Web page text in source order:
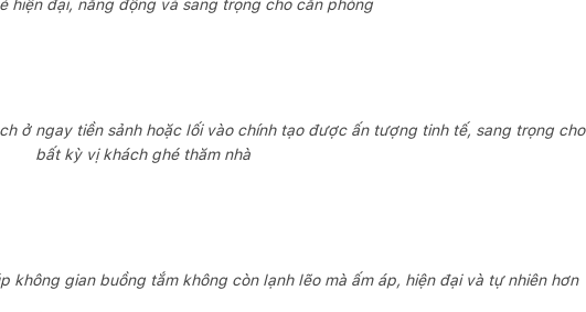
hiện đại, năng động và sang trọng cho căn phòng
ở ngay tiền sảnh hoặc lối vào chính tạo được ấn tượng tinh tế, sang trọng cho
bất kỳ vị khách ghé thăm nhà
không gian buồng tắm không còn lạnh lẽo mà ấm áp, hiện đại và tự nhiên hơn